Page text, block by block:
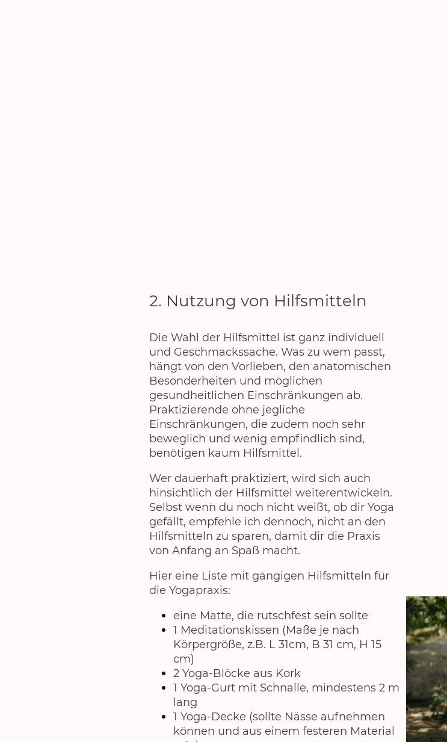
2. Nutzung von Hilfsmitteln
Die Wahl der Hilfsmittel ist ganz individuell
und Geschmackssache. Was zu wem passt,
hängt von den Vorlieben, den anatomischen
Besonderheiten und möglichen
gesundheitlichen Einschränkungen ab.
Praktizierende ohne jegliche
Einschränkungen, die zudem noch sehr
beweglich und wenig empfindlich sind,
benötigen kaum Hilfsmittel.
Wer dauerhaft praktiziert, wird sich auch
hinsichtlich der Hilfsmittel weiterentwickeln.
Selbst wenn du noch nicht weißt, ob dir Yoga
gefällt, empfehle ich dennoch, nicht an den
Hilfsmitteln zu sparen, damit dir die Praxis
von Anfang an Spaß macht.
Hier eine Liste mit gängigen Hilfsmitteln für
die Yogapraxis:
eine Matte, die rutschfest sein sollte
1 Meditationskissen (Maße je nach
Körpergröße, z.B. L 31cm, B 31 cm, H 15
cm)
2 Yoga-Blöcke aus Kork
1 Yoga-Gurt mit Schnalle, mindestens 2 m
lang
1 Yoga-Decke (sollte Nässe aufnehmen
können und aus einem festeren Material